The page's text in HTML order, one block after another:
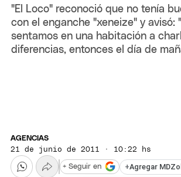
"El Loco" reconoció que no tenía
con el enganche "xeneize" y avisó:
sentamos en una habitación a
diferencias, entonces el día de
AGENCIAS
21 de junio de 2011 · 10:22 hs
+Agregar
+ Seguir en